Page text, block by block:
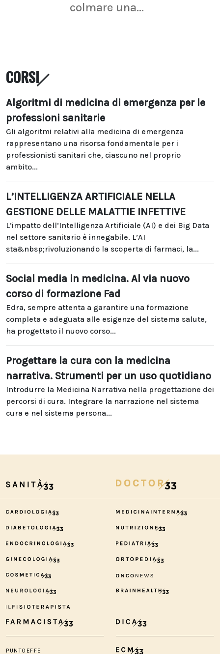
colmare una...
CORSI
Algoritmi di medicina di emergenza per le
professioni sanitarie
Gli algoritmi relativi alla medicina di emergenza
rappresentano una risorsa fondamentale per i
professionisti sanitari che, ciascuno nel proprio
ambito...
L’INTELLIGENZA ARTIFICIALE NELLA
GESTIONE DELLE MALATTIE INFETTIVE
L’impatto dell’Intelligenza Artificiale (AI) e dei Big Data
nel settore sanitario è innegabile. L’AI
sta&nbsp;rivoluzionando la scoperta di farmaci, la...
Social media in medicina. Al via nuovo
corso di formazione Fad
Edra, sempre attenta a garantire una formazione
completa e adeguata alle esigenze del sistema salute,
ha progettato il nuovo corso...
Progettare la cura con la medicina
narrativa. Strumenti per un uso quotidiano
Introdurre la Medicina Narrativa nella progettazione dei
percorsi di cura. Integrare la narrazione nel sistema
cura e nel sistema persona...